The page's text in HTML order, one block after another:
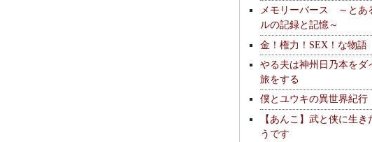
メモリーバース ～とあ
ルの記録と記憶～
金！権力！SEX！な物語
やる夫は神州日乃本をダ
旅をする
僕とユウキの異世界紀行
【あんこ】武と侠に生き
うです